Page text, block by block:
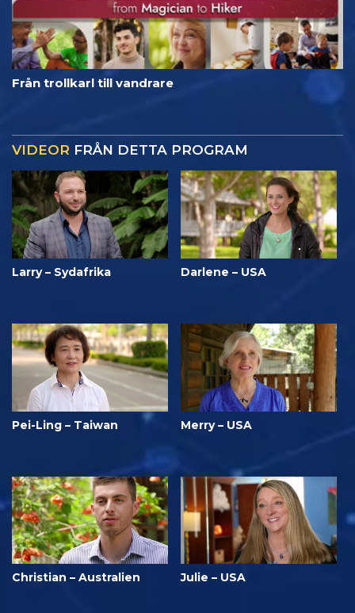
Från trollkarl till vandrare
VIDEOR FRÅN DETTA PROGRAM
Larry – Sydafrika Darlene – USA
Pei-Ling – Taiwan Merry – USA
Christian – Australien Julie – USA